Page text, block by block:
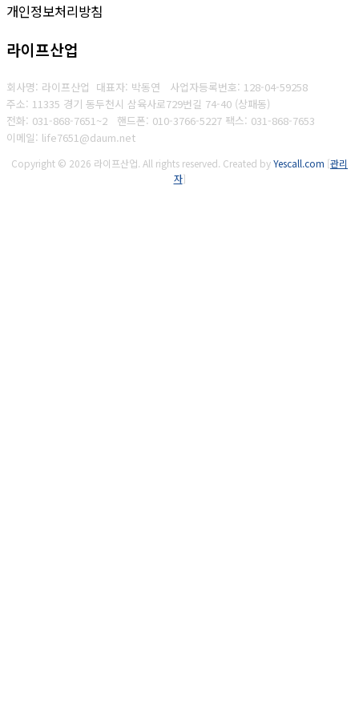
개인정보처리방침
라이프산업
회사명: 라이프산업 대표자: 박동연 사업자등록번호: 128-04-59258
주소: 11335 경기 동두천시 삼육사로729번길 74-40 (상패동)
전화: 031-868-7651~2 핸드폰: 010-3766-5227 팩스: 031-868-7653
이메일: life7651@daum.net
Copyright © 2026 라이프산업. All rights reserved. Created byYescall.com [관리
자]